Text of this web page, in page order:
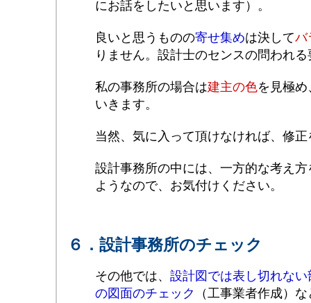
にお話をしたいと思います）。
良いと思うものの寄せ集めは決してバ
りません。設計士のセンスの問われ
私の事務所の場合は建主の色を見極め
いきます。
当然、気に入って頂けなければ、修
設計事務所の中には、一方的な考え
ようなので、お気付けください。
６．設計事務所のチェック
その他では、 設計図では表し切れな
の図面のチェック
（工事業者作成）